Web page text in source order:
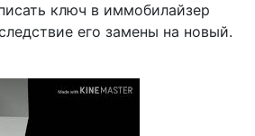
ключ в иммобилайзер
его замены на новый.